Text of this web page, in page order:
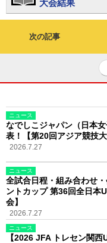
大会結果
次の記事
ニュース
なでしこジャパン（日本
表！【第20回アジア競技大
2026.7.27
ニュース
全試合日程・組み合わせ
ントカップ 第36回全日本
会】
2026.7.27
ニュース
【2026 JFA トレセン関